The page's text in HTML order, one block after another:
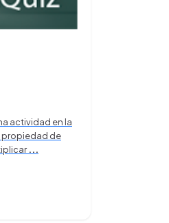
actividad en la
propiedad de
...